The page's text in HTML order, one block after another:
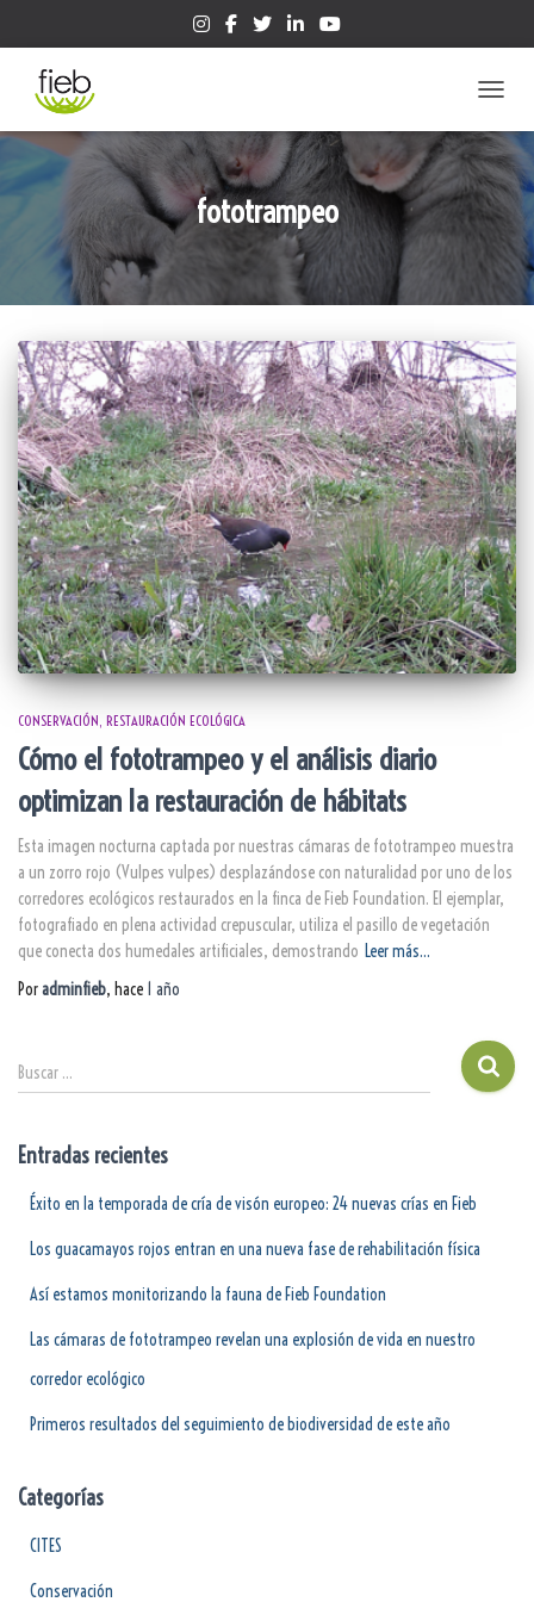
fototrampeo
CONSERVACIÓN RESTAURACIÓN ECOLÓGICA
Cómo el fototrampeo y el análisis diario
optimizan la restauración de hábitats
Esta imagen nocturna captada por nuestras cámaras de fototrampeo muestra
a un zorro rojo (Vulpes vulpes) desplazándose con naturalidad por uno de los
corredores ecológicos restaurados en la finca de Fieb Foundation. El ejemplar,
fotografiado en plena actividad crepuscular, utiliza el pasillo de vegetación
que conecta dos humedales artificiales, demostrando Leer más…
Poradminfieb, hace 1 año
Buscar …
Entradas recientes
Éxito en la temporada de cría de visón europeo: 24 nuevas crías en Fieb
Los guacamayos rojos entran en una nueva fase de rehabilitación física
Así estamos monitorizando la fauna de Fieb Foundation
Las cámaras de fototrampeo revelan una explosión de vida en nuestro
corredor ecológico
Primeros resultados del seguimiento de biodiversidad de este año
Categorías
CITES
Conservación